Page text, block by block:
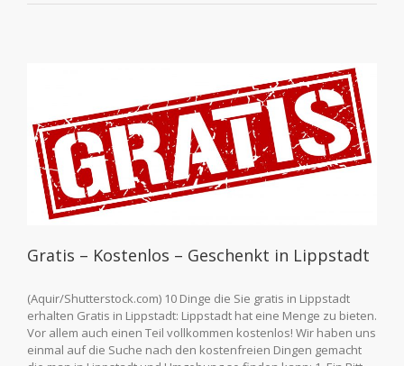
Gratis – Kostenlos – Geschenkt in Lippstadt
(Aquir/Shutterstock.com) 10 Dinge die Sie gratis in Lippstadt
erhalten Gratis in Lippstadt: Lippstadt hat eine Menge zu bieten.
Vor allem auch einen Teil vollkommen kostenlos! Wir haben uns
einmal auf die Suche nach den kostenfreien Dingen gemacht